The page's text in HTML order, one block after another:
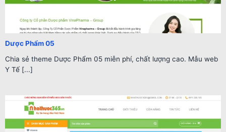
Dược Phẩm 05
Chia sẻ theme Dược Phẩm 05 miễn phí, chất lượng cao. Mẫu web
Y Tế [...]